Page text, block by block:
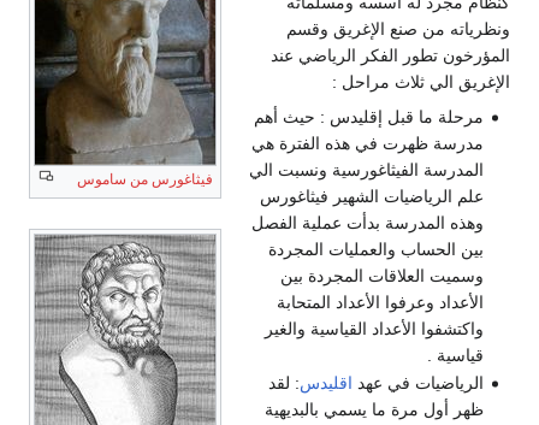
فيثاغورس من ساموس
ونظرياته من صنع الإغريق وقسم
المؤرخون تطور الفكر الرياضي عند
الإغريق الي ثلاث مراحل :
مرحلة ما قبل إقليدس : حيث أهم
مدرسة ظهرت في هذه الفترة هي
المدرسة الفيثاغورسية ونسبت الي
علم الرياضيات الشهير فيثاغورس
وهذه المدرسة بدأت عملية الفصل
بين الحساب والعمليات المجردة
وسميت العلاقات المجردة بين
الأعداد وعرفوا الأعداد المتحابة
واكتشفوا الأعداد القياسية والغير
قياسية .
الرياضيات في عهد اقليدس: لقد
ظهر أول مرة ما يسمي بالبديهية